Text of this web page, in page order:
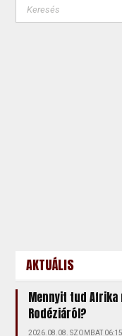
AKTUÁLIS
Mennyit tud
Rodéziáról?
2026.08.08. SZOMBAT 06:15